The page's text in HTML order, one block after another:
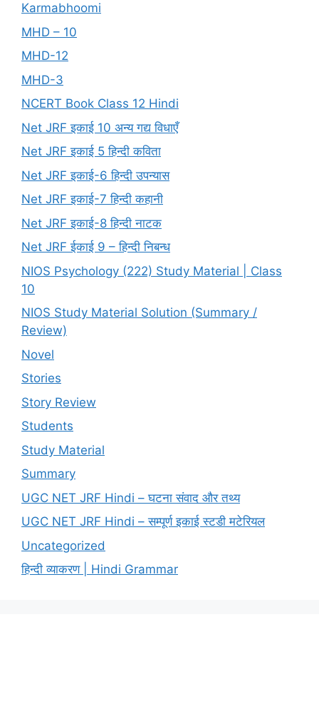
Karmabhoomi
MHD – 10
MHD-12
MHD-3
NCERT Book Class 12 Hindi
Net JRF इकाई 10 अन्य गद्य विधाएँ
Net JRF इकाई 5 हिन्दी कविता
Net JRF इकाई-6 हिन्दी उपन्यास
Net JRF इकाई-7 हिन्दी कहानी
Net JRF इकाई-8 हिन्दी नाटक
Net JRF ईकाई 9 – हिन्दी निबन्ध
NIOS Psychology (222) Study Material | Class
10
NIOS Study Material Solution (Summary /
Review)
Novel
Stories
Story Review
Students
Study Material
Summary
UGC NET JRF Hindi – घटना संवाद और तथ्य
UGC NET JRF Hindi – सम्पूर्ण इकाई स्टडी मटेरियल
Uncategorized
हिन्दी व्याकरण | Hindi Grammar